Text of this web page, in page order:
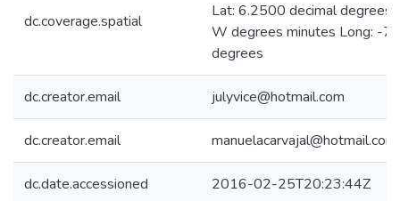
dc.coverage.spatial
Lat: 6.2500 decimal
W degrees minutes Long: -
degrees
dc.creator.email julyvice@hotmail.com
dc.creator.email manuelacarvajal@hotmail.com
dc.date.accessioned 2016-02-25T20:23:44Z